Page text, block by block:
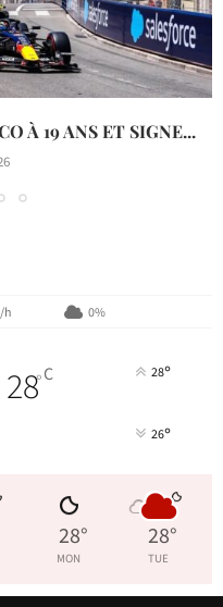
À 19 ANS ET SIGNE...
h 0%
28°C 28°
26°
28°
MON
28°
TUE